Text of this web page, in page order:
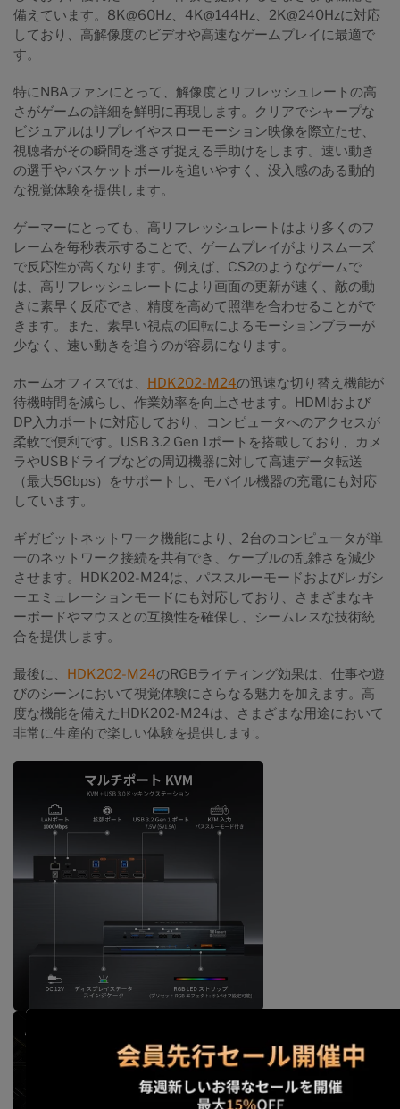
備えています。8K@60Hz、4K@144Hz、2K@240Hzに対応
しており、高解像度のビデオや高速なゲームプレイに最適で
す。
特にNBAファンにとって、解像度とリフレッシュレートの高
さがゲームの詳細を鮮明に再現します。クリアでシャープな
ビジュアルはリプレイやスローモーション映像を際立たせ、
視聴者がその瞬間を逃さず捉える手助けをします。速い動き
の選手やバスケットボールを追いやすく、没入感のある動的
な視覚体験を提供します。
ゲーマーにとっても、高リフレッシュレートはより多くのフ
レームを毎秒表示することで、ゲームプレイがよりスムーズ
で反応性が高くなります。例えば、CS2のようなゲームで
は、高リフレッシュレートにより画面の更新が速く、敵の動
きに素早く反応でき、精度を高めて照準を合わせることがで
きます。また、素早い視点の回転によるモーションブラーが
少なく、速い動きを追うのが容易になります。
ホームオフィスでは、 HDK202-M24の迅速な切り替え機能が
待機時間を減らし、作業効率を向上させます。HDMIおよび
DP入力ポートに対応しており、コンピュータへのアクセスが
柔軟で便利です。USB 3.2 Gen 1ポートを搭載しており、カメ
ラやUSBドライブなどの周辺機器に対して高速データ転送
（最大5Gbps）をサポートし、モバイル機器の充電にも対応
しています。
ギガビットネットワーク機能により、2台のコンピュータが単
一のネットワーク接続を共有でき、ケーブルの乱雑さを減少
させます。HDK202-M24は、パススルーモードおよびレガシ
ーエミュレーションモードにも対応しており、さまざまなキ
ーボードやマウスとの互換性を確保し、シームレスな技術統
合を提供します。
最後に、 HDK202-M24のRGBライティング効果は、仕事や遊
びのシーンにおいて視覚体験にさらなる魅力を加えます。高
度な機能を備えたHDK202-M24は、さまざまな用途において
非常に生産的で楽しい体験を提供します。